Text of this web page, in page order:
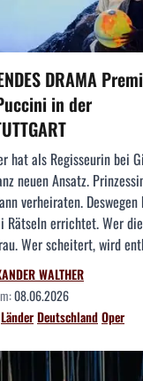
DRAMA
in der
hat als Regisseurin bei
neuen Ansatz.
verheiraten.
Rätseln errichtet. Wer
Wer scheitert, wird
WALTHER
08.06.2026
LänderDeutschlandOper